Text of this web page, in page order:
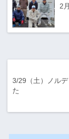
2
3/29（土）ノル
た